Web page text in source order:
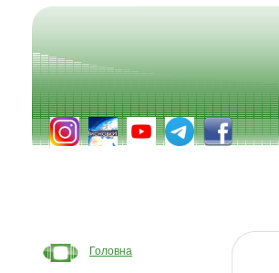
Головна